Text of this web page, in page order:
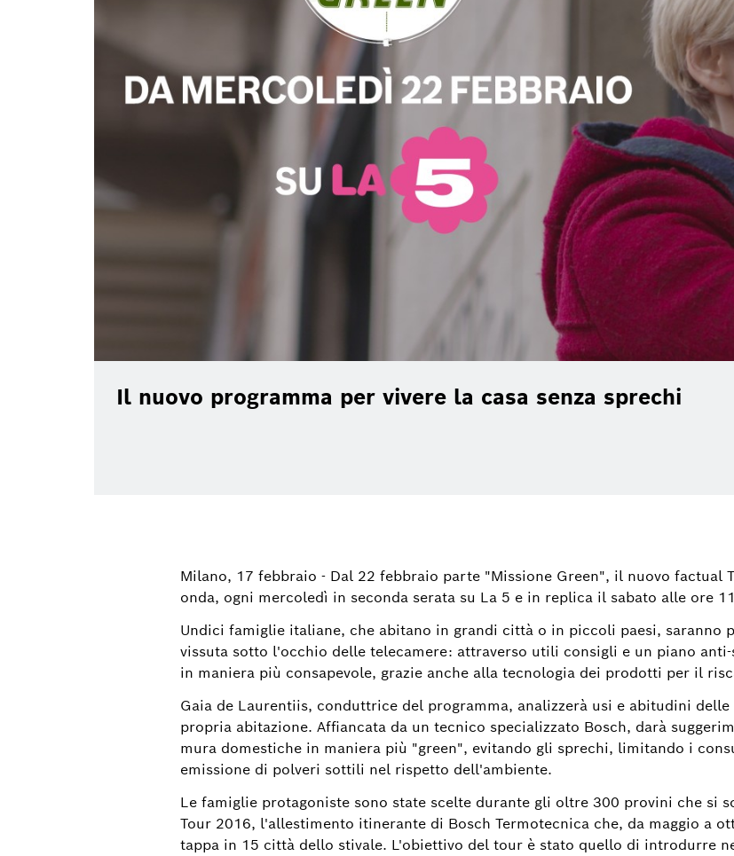
Il nuovo programma per vivere la casa senza sprechi
Milano, 17 febbraio - Dal 22 febbraio parte "Missione Green", il nuovo factual
onda, ogni mercoledì in seconda serata su La 5 e in replica il sabato alle ore
Undici famiglie italiane, che abitano in grandi città o in piccoli paesi, saranno
vissuta sotto l'occhio delle telecamere: attraverso utili consigli e un piano
in maniera più consapevole, grazie anche alla tecnologia dei prodotti per il
Gaia de Laurentiis, conduttrice del programma, analizzerà usi e abitudini
propria abitazione. Affiancata da un tecnico specializzato Bosch, darà
mura domestiche in maniera più "green", evitando gli sprechi, limitando i
emissione di polveri sottili nel rispetto dell'ambiente.
Le famiglie protagoniste sono state scelte durante gli oltre 300 provini che si
Tour 2016, l'allestimento itinerante di Bosch Termotecnica che, da maggio a
tappa in 15 città dello stivale. L'obiettivo del tour è stato quello di introdurre